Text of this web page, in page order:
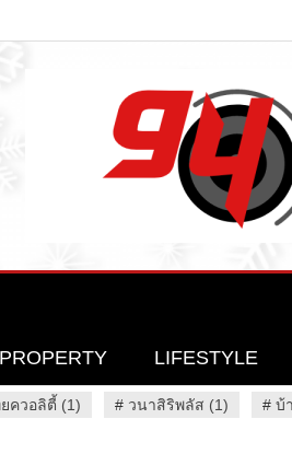
PROPERTY LIFESTYLE
ควอลิตี้ (1) # วนาสิริพลัส (1) # บ้